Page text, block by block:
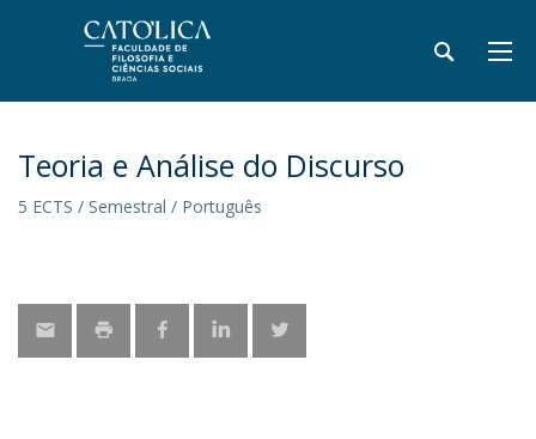
Teoria e Análise do Discurso
5 ECTS / Semestral / Português